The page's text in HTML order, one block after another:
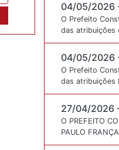
04/05/2026
O Prefeito
das atribuições
04/05/2026
O Prefeito
das atribuições
27/04/2026
O PREFEITO
PAULO